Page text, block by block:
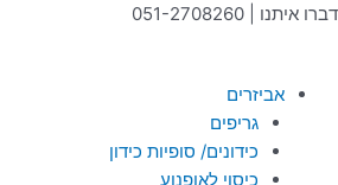
דילוג
דברו איתנו | 051-2708260
אביזרים
גריפים
כידונים/ סופיות כידון
כיסוי לאופנוע